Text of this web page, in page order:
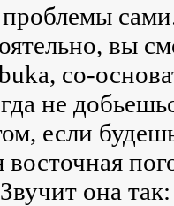
вы
со-
не
если
восточная
она